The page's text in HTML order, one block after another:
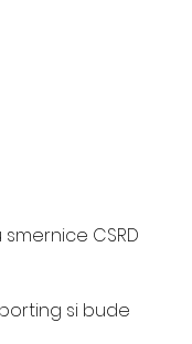
CSRD
si bude